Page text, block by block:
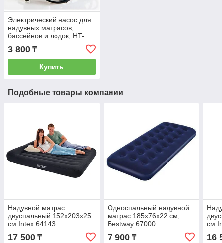
Электрический насос для
надувных матрасов,
бассейнов и лодок, HT-
3 800 ₸
Купить
Подобные товары компании
Надувной матрас
двуспальный 152х203х25
см Intex 64143
17 500 ₸
Односпальный надувной
матрас 185х76х22 см,
Bestway 67000
7 900₸
см
16